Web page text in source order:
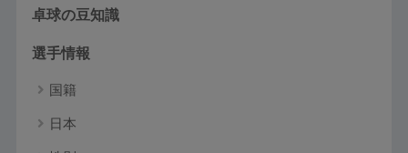
卓球の豆知識
選手情報
国籍
日本